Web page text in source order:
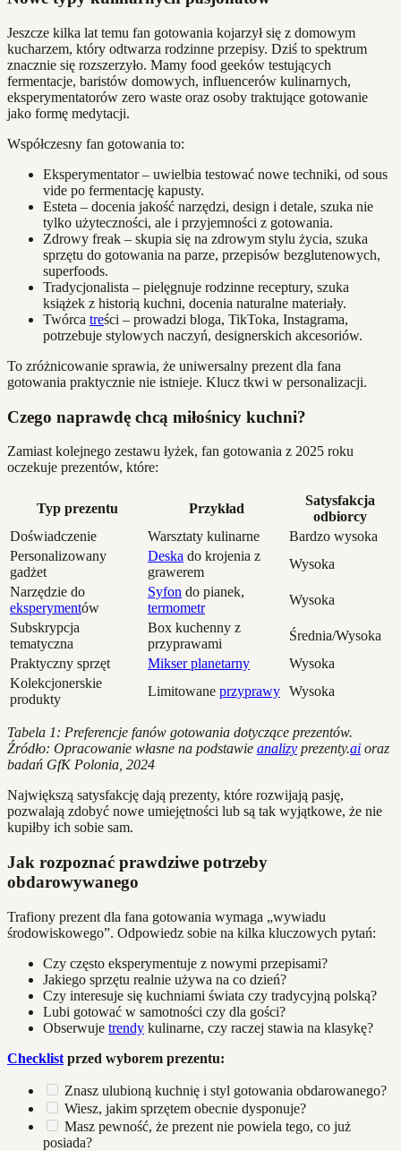
Jeszcze kilka lat temu fan gotowania kojarzył się z domowym
kucharzem, który odtwarza rodzinne przepisy. Dziś to spektrum
znacznie się rozszerzyło. Mamy food geeków testujących
fermentacje, baristów domowych, influencerów kulinarnych,
eksperymentatorów zero waste oraz osoby traktujące gotowanie
jako formę medytacji.
Współczesny fan gotowania to:
Eksperymentator – uwielbia testować nowe techniki, od sous
vide po fermentację kapusty.
Esteta – docenia jakość narzędzi, design i detale, szuka nie
tylko użyteczności, ale i przyjemności z gotowania.
Zdrowy freak – skupia się na zdrowym stylu życia, szuka
sprzętu do gotowania na parze, przepisów bezglutenowych,
superfoods.
Tradycjonalista – pielęgnuje rodzinne receptury, szuka
książek z historią kuchni, docenia naturalne materiały.
Twórca treści – prowadzi bloga, TikToka, Instagrama,
potrzebuje stylowych naczyń, designerskich akcesoriów.
To zróżnicowanie sprawia, że uniwersalny prezent dla fana
gotowania praktycznie nie istnieje. Klucz tkwi w personalizacji.
Czego naprawdę chcą miłośnicy kuchni?
Zamiast kolejnego zestawu łyżek, fan gotowania z 2025 roku
oczekuje prezentów, które:
Typ prezentu Przykład
Satysfakcja
odbiorcy
Doświadczenie
Warsztaty kulinarne
Bardzo wysoka
Personalizowany
gadżet
Deska do krojenia z
grawerem
Wysoka
Narzędzie do
eksperymentów
Syfon do pianek,
termometr
Wysoka
Subskrypcja
tematyczna
Box kuchenny z
przyprawami
Średnia/Wysoka
Praktyczny sprzęt
Mikser planetarny
Wysoka
Kolekcjonerskie
produkty
Limitowane przyprawy Wysoka
Tabela 1: Preferencje fanów gotowania dotyczące prezentów.
Źródło: Opracowanie własne na podstawie analizy prezenty.ai oraz
badań GfK Polonia, 2024
Największą satysfakcję dają prezenty, które rozwijają pasję,
pozwalają zdobyć nowe umiejętności lub są tak wyjątkowe, że nie
kupiłby ich sobie sam.
Jak rozpoznać prawdziwe potrzeby
obdarowywanego
Trafiony prezent dla fana gotowania wymaga „wywiadu
środowiskowego”. Odpowiedz sobie na kilka kluczowych pytań:
Czy często eksperymentuje z nowymi przepisami?
Jakiego sprzętu realnie używa na co dzień?
Czy interesuje się kuchniami świata czy tradycyjną polską?
Lubi gotować w samotności czy dla gości?
Obserwuje trendy kulinarne, czy raczej stawia na klasykę?
Checklist przed wyborem prezentu:
Znasz ulubioną kuchnię i styl gotowania obdarowanego?
Wiesz, jakim sprzętem obecnie dysponuje?
Masz pewność, że prezent nie powiela tego, co już
posiada?